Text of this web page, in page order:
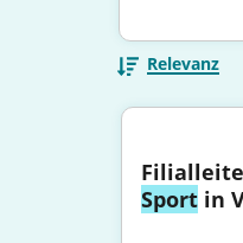
Relevanz
Sport in